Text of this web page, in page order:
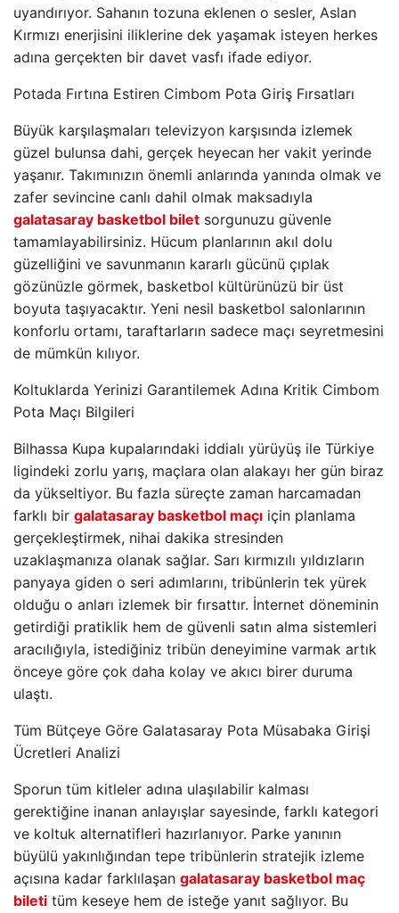
uyandırıyor. Sahanın tozuna eklenen o sesler, Aslan
Kırmızı enerjisini iliklerine dek yaşamak isteyen herkes
adına gerçekten bir davet vasfı ifade ediyor.
Potada Fırtına Estiren Cimbom Pota Giriş Fırsatları
Büyük karşılaşmaları televizyon karşısında izlemek
güzel bulunsa dahi, gerçek heyecan her vakit yerinde
yaşanır. Takımınızın önemli anlarında yanında olmak ve
zafer sevincine canlı dahil olmak maksadıyla
galatasaray basketbol bilet sorgunuzu güvenle
tamamlayabilirsiniz. Hücum planlarının akıl dolu
güzelliğini ve savunmanın kararlı gücünü çıplak
gözünüzle görmek, basketbol kültürünüzü bir üst
boyuta taşıyacaktır. Yeni nesil basketbol salonlarının
konforlu ortamı, taraftarların sadece maçı seyretmesini
de mümkün kılıyor.
Koltuklarda Yerinizi Garantilemek Adına Kritik Cimbom
Pota Maçı Bilgileri
Bilhassa Kupa kupalarındaki iddialı yürüyüş ile Türkiye
ligindeki zorlu yarış, maçlara olan alakayı her gün biraz
da yükseltiyor. Bu fazla süreçte zaman harcamadan
farklı bir galatasaray basketbol maçı için planlama
gerçekleştirmek, nihai dakika stresinden
uzaklaşmanıza olanak sağlar. Sarı kırmızılı yıldızların
panyaya giden o seri adımlarını, tribünlerin tek yürek
olduğu o anları izlemek bir fırsattır. İnternet döneminin
getirdiği pratiklik hem de güvenli satın alma sistemleri
aracılığıyla, istediğiniz tribün deneyimine varmak artık
önceye göre çok daha kolay ve akıcı birer duruma
ulaştı.
Tüm Bütçeye Göre Galatasaray Pota Müsabaka Girişi
Ücretleri Analizi
Sporun tüm kitleler adına ulaşılabilir kalması
gerektiğine inanan anlayışlar sayesinde, farklı kategori
ve koltuk alternatifleri hazırlanıyor. Parke yanının
büyülü yakınlığından tepe tribünlerin stratejik izleme
açısına kadar farklılaşan galatasaray basketbol maç
bileti tüm keseye hem de isteğe yanıt sağlıyor. Bu